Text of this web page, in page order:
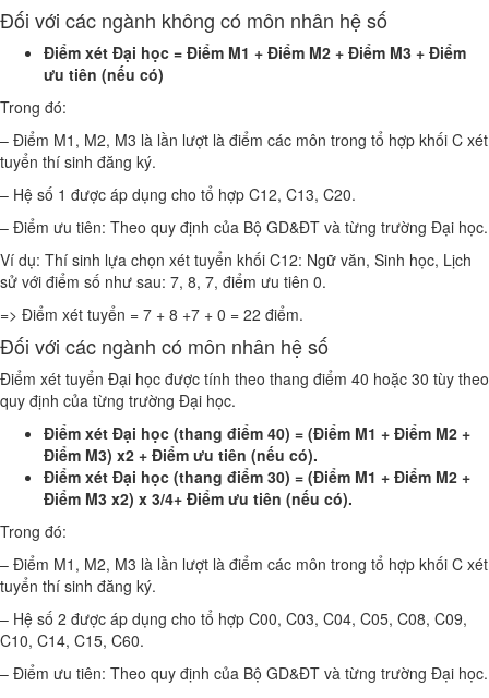
Đối với các ngành không có môn nhân hệ số
Điểm xét Đại học = Điểm M1 + Điểm M2 + Điểm M3 + Điểm
ưu tiên (nếu có)
Trong đó:
– Điểm M1, M2, M3 là lần lượt là điểm các môn trong tổ hợp khối C xét
tuyển thí sinh đăng ký.
– Hệ số 1 được áp dụng cho tổ hợp C12, C13, C20.
– Điểm ưu tiên: Theo quy định của Bộ GD&ĐT và từng trường Đại học.
Ví dụ: Thí sinh lựa chọn xét tuyển khối C12: Ngữ văn, Sinh học, Lịch
sử với điểm số như sau: 7, 8, 7, điểm ưu tiên 0.
=> Điểm xét tuyển = 7 + 8 +7 + 0 = 22 điểm.
Đối với các ngành có môn nhân hệ số
Điểm xét tuyển Đại học được tính theo thang điểm 40 hoặc 30 tùy theo
quy định của từng trường Đại học.
Điểm xét Đại học (thang điểm 40) = (Điểm M1 + Điểm M2 +
Điểm M3) x2 + Điểm ưu tiên (nếu có).
Điểm xét Đại học (thang điểm 30) = (Điểm M1 + Điểm M2 +
Điểm M3 x2) x 3/4+ Điểm ưu tiên (nếu có).
Trong đó:
– Điểm M1, M2, M3 là lần lượt là điểm các môn trong tổ hợp khối C xét
tuyển thí sinh đăng ký.
– Hệ số 2 được áp dụng cho tổ hợp C00, C03, C04, C05, C08, C09,
C10, C14, C15, C60.
– Điểm ưu tiên: Theo quy định của Bộ GD&ĐT và từng trường Đại học.